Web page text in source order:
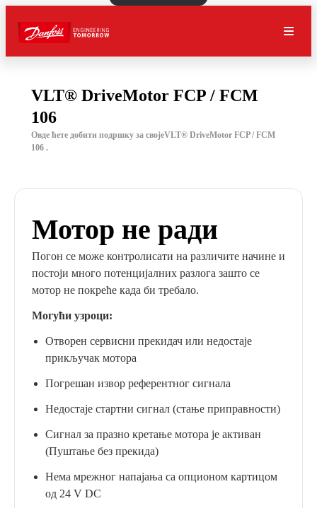
VLT® DriveMotor FCP / FCM
106
Овде ћете добити подршку за својеVLT® DriveMotor FCP / FCM
106 .
Мотор не ради
Погон се може контролисати на различите начине и
постоји много потенцијалних разлога зашто се
мотор не покреће када би требало.
Могући узроци:
Отворен сервисни прекидач или недостаје
прикључак мотора
Погрешан извор референтног сигнала
Недостаје стартни сигнал (стање приправности)
Сигнал за празно кретање мотора је активан
(Пуштање без прекида)
Нема мрежног напајања са опционом картицом
од 24 V DC